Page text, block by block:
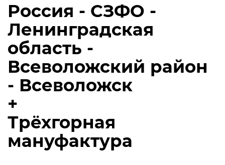
Россия - СЗФО -
Ленинградская
область -
Всеволожский район
- Всеволожск
+
Трёхгорная
мануфактура